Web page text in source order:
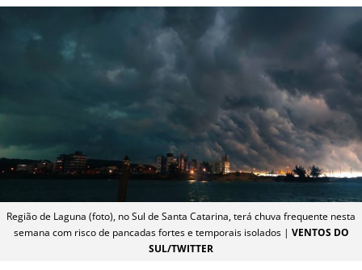
Região de Laguna (foto), no Sul de Santa Catarina, terá chuva frequente nesta
semana com risco de pancadas fortes e temporais isolados | VENTOS DO
SUL/TWITTER